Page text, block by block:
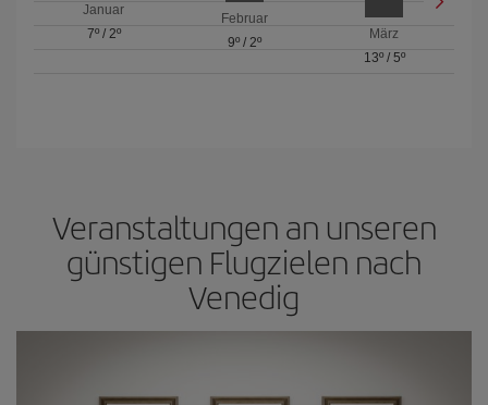
Januar
7º/ 2º
Februar
9º/ 2º
März
13º/ 5º
Veranstaltungen an unseren
günstigen Flugzielen nach
Venedig